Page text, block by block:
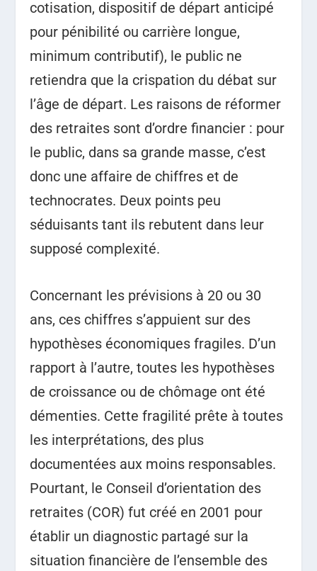
cotisation, dispositif de départ anticipé
pour pénibilité ou carrière longue,
minimum contributif), le public ne
retiendra que la crispation du débat sur
l’âge de départ. Les raisons de réformer
des retraites sont d’ordre financier : pour
le public, dans sa grande masse, c’est
donc une affaire de chiffres et de
technocrates. Deux points peu
séduisants tant ils rebutent dans leur
supposé complexité.
Concernant les prévisions à 20 ou 30
ans, ces chiffres s’appuient sur des
hypothèses économiques fragiles. D’un
rapport à l’autre, toutes les hypothèses
de croissance ou de chômage ont été
démenties. Cette fragilité prête à toutes
les interprétations, des plus
documentées aux moins responsables.
Pourtant, le Conseil d’orientation des
retraites (COR) fut créé en 2001 pour
établir un diagnostic partagé sur la
situation financière de l’ensemble des